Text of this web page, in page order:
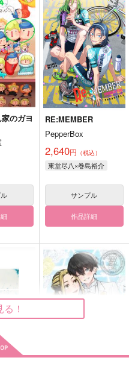
のガヨ
RE:MEMBER
PepperBox
2,640円 （税込）
東堂尽八×巻島裕介
サンプル
作品詳細
！